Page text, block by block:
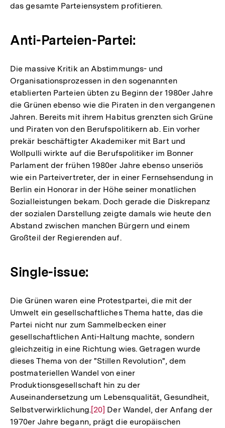
das gesamte Parteiensystem profitieren.
Anti-Parteien-Partei:
Die massive Kritik an Abstimmungs- und
Organisationsprozessen in den sogenannten
etablierten Parteien übten zu Beginn der 1980er Jahre
die Grünen ebenso wie die Piraten in den vergangenen
Jahren. Bereits mit ihrem Habitus grenzten sich Grüne
und Piraten von den Berufspolitikern ab. Ein vorher
prekär beschäftigter Akademiker mit Bart und
Wollpulli wirkte auf die Berufspolitiker im Bonner
Parlament der frühen 1980er Jahre ebenso unseriös
wie ein Parteivertreter, der in einer Fernsehsendung in
Berlin ein Honorar in der Höhe seiner monatlichen
Sozialleistungen bekam. Doch gerade die Diskrepanz
der sozialen Darstellung zeigte damals wie heute den
Abstand zwischen manchen Bürgern und einem
Großteil der Regierenden auf.
Single-issue:
Die Grünen waren eine Protestpartei, die mit der
Umwelt ein gesellschaftliches Thema hatte, das die
Partei nicht nur zum Sammelbecken einer
gesellschaftlichen Anti-Haltung machte, sondern
gleichzeitig in eine Richtung wies. Getragen wurde
dieses Thema von der "Stillen Revolution", dem
postmateriellen Wandel von einer
Produktionsgesellschaft hin zu der
Auseinandersetzung um Lebensqualität, Gesundheit,
Selbstverwirklichung.Zur
Auflösung
[20] Der Wandel, der Anfang der
1970er Jahre begann, prägt die europäischen